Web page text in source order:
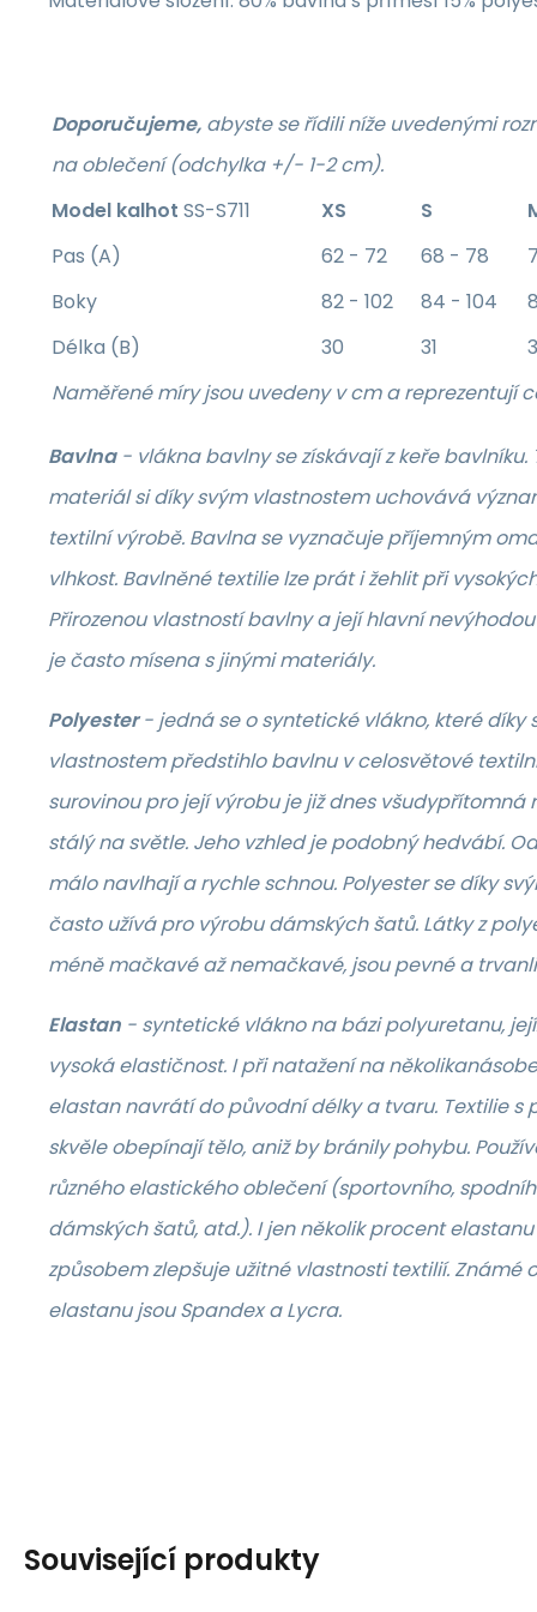
Doporučujeme, abyste se řídili níže uvedenými
na oblečení (odchylka +/- 1-2 cm).
Model kalhot SS-S711 XS S
Pas (A)
62 - 72 68 - 78
Boky
82 - 102 84 - 104
Délka (B)
30 31
Naměřené míry jsou uvedeny v cm a reprezentují
Bavlna - vlákna bavlny se získávají z keře
materiál si díky svým vlastnostem uchovává
textilní výrobě. Bavlna se vyznačuje příjemným
vlhkost. Bavlněné textilie lze prát i žehlit při
Přirozenou vlastností bavlny a její hlavní
je často mísena s jinými materiály.
Polyester- jedná se o syntetické vlákno, které díky
vlastnostem předstihlo bavlnu v celosvětové
surovinou pro její výrobu je již dnes všudypřítomná
stálý na světle. Jeho vzhled je podobný hedvábí.
málo navlhají a rychle schnou. Polyester se díky
často užívá pro výrobu dámských šatů. Látky z
méně mačkavé až nemačkavé, jsou pevné a
Elastan - syntetické vlákno na bázi polyuretanu,
vysoká elastičnost. I při natažení na
elastan navrátí do původní délky a tvaru. Textilie s
skvěle obepínají tělo, aniž by bránily pohybu.
různého elastického oblečení (sportovního,
dámských šatů, atd.). I jen několik procent
způsobem zlepšuje užitné vlastnosti textilií. Známé
elastanu jsou Spandex a Lycra.
Související produkty